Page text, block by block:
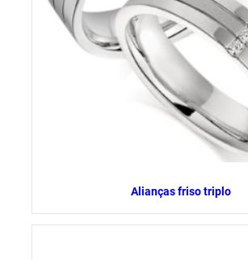
Alianças friso triplo